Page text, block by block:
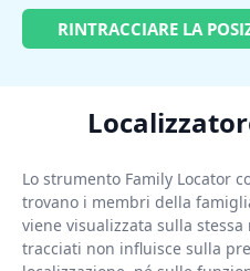
RINTRACCIARE LA
Lo strumento Family Locator
trovano i membri della
viene visualizzata sulla
tracciati non influisce sulla